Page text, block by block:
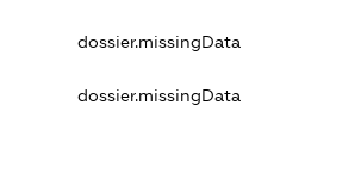
dossier.missingData
dossier.missingData